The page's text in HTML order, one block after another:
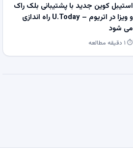
استیبل کوین جدید با پشتیبانی بلک راک
و ویزا در اتریوم – U.Today راه اندازی
می شود
⏱ ۱ دقیقه مطالعه